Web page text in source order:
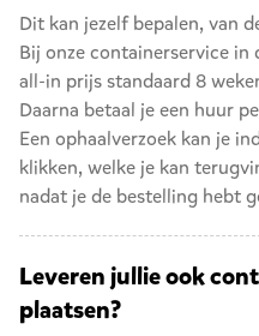
Dit kan jezelf bepalen, van
Bij onze containerservice in
all-in prijs standaard 8
Daarna betaal je een huur
Een ophaalverzoek kan je
klikken, welke je kan
nadat je de bestelling hebt
Leveren jullie ook
plaatsen?